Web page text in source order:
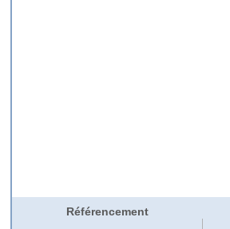
Référencement